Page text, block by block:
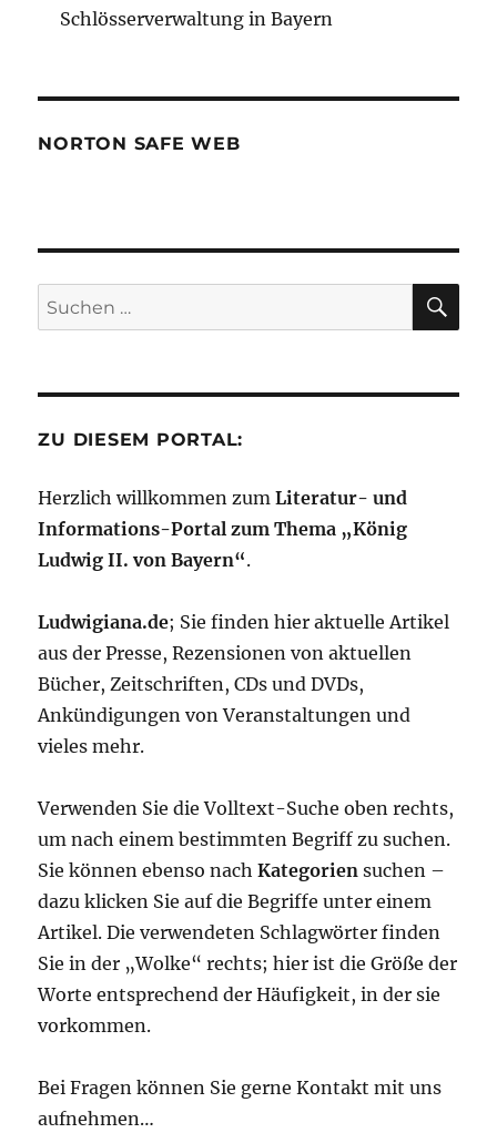
Schlösserverwaltung in Bayern
NORTON SAFE WEB
Suchen
nach:
ZU DIESEM PORTAL:
Herzlich willkommen zumLiteratur- und
Informations-Portal zum Thema „König
Ludwig II. von Bayern“.
Ludwigiana.de; Sie finden hier aktuelle Artikel
aus der Presse, Rezensionen von aktuellen
Bücher, Zeitschriften, CDs und DVDs,
Ankündigungen von Veranstaltungen und
vieles mehr.
Verwenden Sie die Volltext-Suche oben rechts,
um nach einem bestimmten Begriff zu suchen.
Sie können ebenso nachKategorien suchen –
dazu klicken Sie auf die Begriffe unter einem
Artikel. Die verwendeten Schlagwörter finden
Sie in der „Wolke“ rechts; hier ist die Größe der
Worte entsprechend der Häufigkeit, in der sie
vorkommen.
Bei Fragen können Sie gerne Kontakt mit uns
aufnehmen…